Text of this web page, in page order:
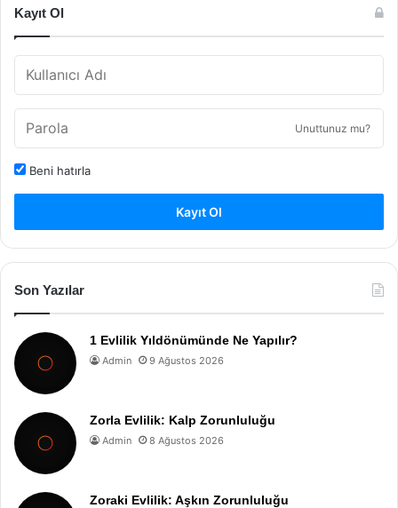
Kayıt Ol
Unuttunuz mu?
Beni hatırla
Kayıt Ol
Son Yazılar
1 Evlilik Yıldönümünde Ne Yapılır?
Admin 9 Ağustos 2026
Zorla Evlilik: Kalp Zorunluluğu
Admin 8 Ağustos 2026
Zoraki Evlilik: Aşkın Zorunluluğu